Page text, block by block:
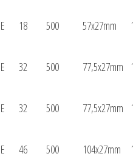
18 500 57x27mm
32 500 77,5x27mm
32 500 77,5x27mm
46 500 104x27mm